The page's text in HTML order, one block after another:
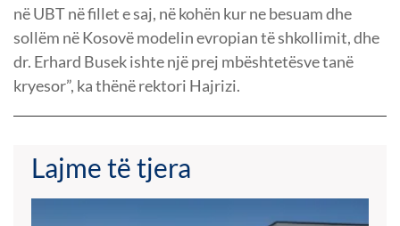
në UBT në fillet e saj, në kohën kur ne besuam dhe
sollëm në Kosovë modelin evropian të shkollimit, dhe
dr. Erhard Busek ishte një prej mbështetësve tanë
kryesor”, ka thënë rektori Hajrizi.
Lajme të tjera